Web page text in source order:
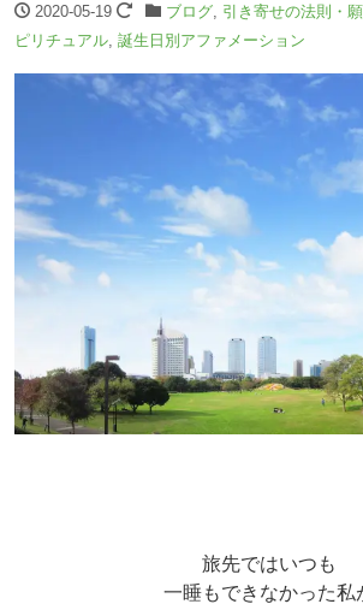
2020-05-19 ブログ, 引き寄せの法則・
ピリチュアル 誕生日別アファメーション
旅先ではいつも
一睡もできなかった私